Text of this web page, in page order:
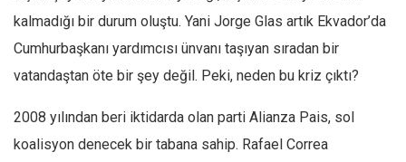
Hasanali Yıldırım
Leyla Şerif Emin
Mehmet Ali Tekin
Abir E. Nahas
kalmadığı bir durum oluştu. Yani Jorge Glas artık Ekvador’da
Cumhurbaşkanı yardımcısı ünvanı taşıyan sıradan bir
vatandaştan öte bir şey değil. Peki, neden bu kriz çıktı?
2008 yılından beri iktidarda olan parti Alianza Pais, sol
koalisyon denecek bir tabana sahip. Rafael Correa